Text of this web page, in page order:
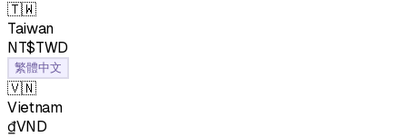
🇹🇼
Taiwan
NT$TWD
繁體中文
🇻🇳
Vietnam
₫VND